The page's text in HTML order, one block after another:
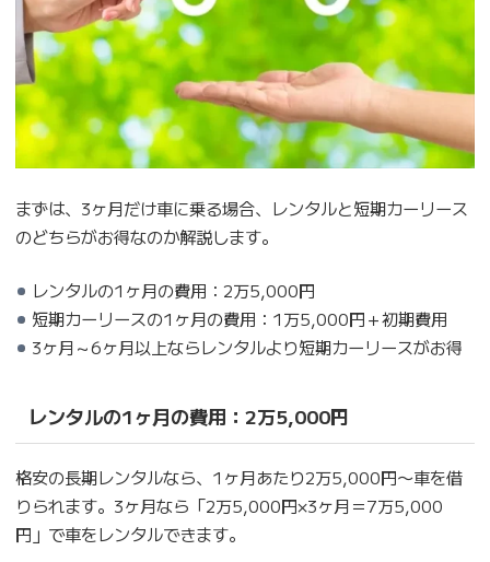
まずは、3ヶ月だけ車に乗る場合、レンタルと短期カーリース
のどちらがお得なのか解説します。
レンタルの1ヶ月の費用：2万5,000円
短期カーリースの1ヶ月の費用：1万5,000円＋初期費用
3ヶ月～6ヶ月以上ならレンタルより短期カーリースがお得
レンタルの1ヶ月の費用：2万5,000円
格安の長期レンタルなら、1ヶ月あたり2万5,000円〜車を借
りられます。3ヶ月なら「2万5,000円×3ヶ月＝7万5,000
円」で車をレンタルできます。